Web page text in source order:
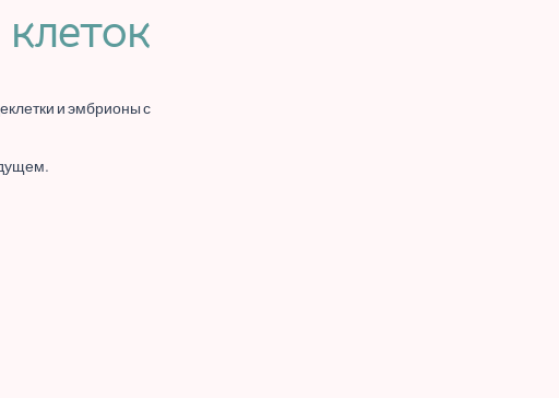
и эмбрионы с